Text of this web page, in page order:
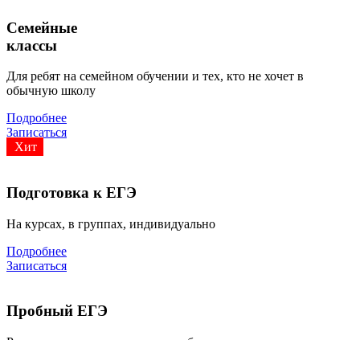
Семейные
классы
Для ребят на семейном обучении и тех, кто не хочет в
обычную школу
Подробнее
Записаться
Хит
Подготовка к ЕГЭ
На курсах, в группах, индивидуально
Подробнее
Записаться
Пробный ЕГЭ